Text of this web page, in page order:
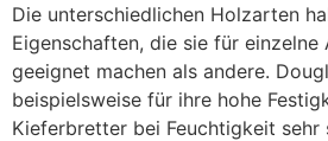
Die unterschiedlichen Holzarten
Eigenschaften, die sie für einzelne
geeignet machen als andere.
beispielsweise für ihre hohe
Kieferbretter bei Feuchtigkeit sehr